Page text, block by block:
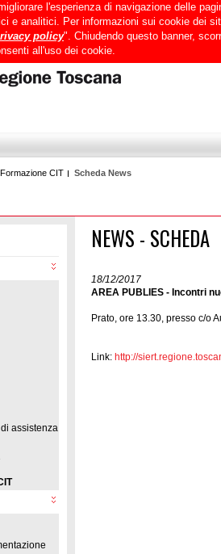
del sito RTRT Intranet
CIT Scheda News
assistenza
NEWS - SCHEDA
18/12/2017
AREA PUBLIES - Incontri
Prato, ore 13.30, presso c/o
Link: http://
l'esperienza di navigazione delle
e analitici. Per informazioni sui cookie dei
policy". Chiudendo questo banner,
all'uso dei cookie.